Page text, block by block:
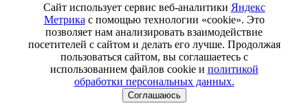
Сайт использует сервис веб-аналитики Яндекс
Метрика с помощью технологии «cookie». Это
позволяет нам анализировать взаимодействие
посетителей с сайтом и делать его лучше. Продолжая
пользоваться сайтом, вы соглашаетесь с
использованием файлов cookie и политикой
обработки персональных данных.
Соглашаюсь